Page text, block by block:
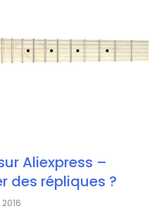
Aliexpress –
des répliques ?